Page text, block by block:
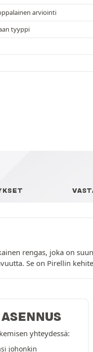
arviointi
tyyppi
rengas, joka on
Se on Pirellin
yhteydessä:
johonkin